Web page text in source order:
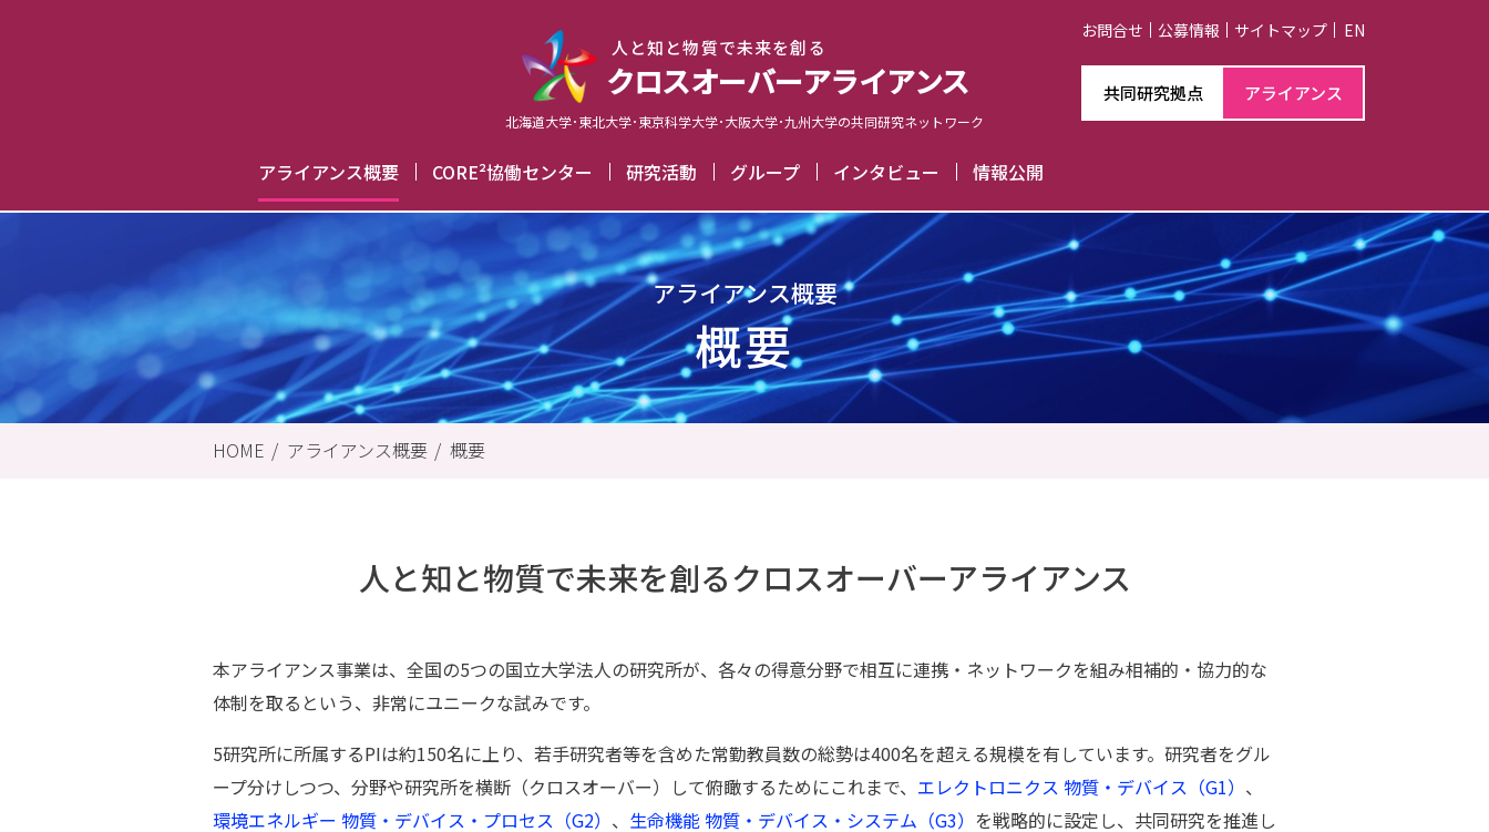
⼈と知と物質で未来を創る
クロスオーバーアライアンス
北海道大学･東北大学･東京科学大学･大阪大学･九州大学の共同研究ネットワーク
アライアンス概要
概要
ご挨拶
CORE²協働センター
組織図
規定等
研究活動
CORE²-Aラボ
若手FS
知のエコシステム
人文社会系講義
グループ
G1
G2
G3
GC
インタビュー
#15 猪石篤准教授
#14 西上幸範准教授
#13 曽宮正晴准教授
#12 安藤康伸准教授
#11 長谷川拓哉准教授
#10 アルブレヒト建准教授
#09 蓬田陽平准教授
#08 岡田智准教授
#07 山崎聖司准教授
#06 福山真央准教授
Season 1
(#01～#05)
情報公開
リサーチハイライト
技術室
掲載依頼
共同研究拠点 アライアンス
お問合せ 公募情報 サイトマップ EN
アライアンス概要
概要
HOME アライアンス概要 概要
⼈と知と物質で未来を創るクロスオーバーアライアンス
本アライアンス事業は、全国の5つの国⽴⼤学法⼈の研究所が、各々の得意分野で相互に連携・ネットワークを組み相補的・協⼒的な
体制を取るという、⾮常にユニークな試みです。
5研究所に所属するPIは約150名に上り、若⼿研究者等を含めた常勤教員数の総勢は400名を超える規模を有しています。研究者をグル
ープ分けしつつ、分野や研究所を横断（クロスオーバー）して俯瞰するためにこれまで、 エレクトロニクス 物質・デバイス（G1） 、
環境エネルギー 物質・デバイス・プロセス（G2） 、 ⽣命機能 物質・デバイス・システム（G3） を戦略的に設定し、共同研究を推進し